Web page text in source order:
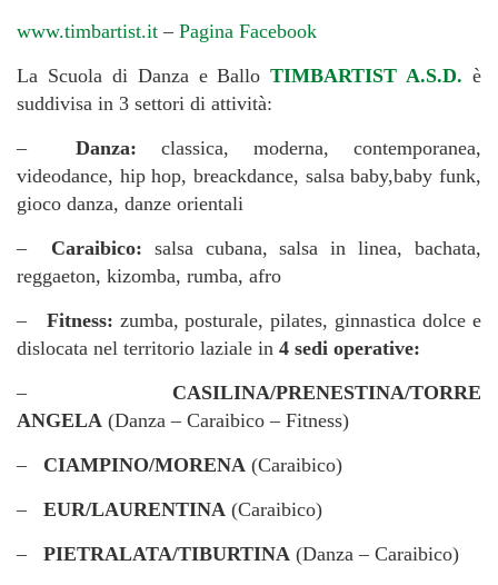
www.timbartist.it – Pagina Facebook
La Scuola di Danza e Ballo TIMBARTIST A.S.D. è
suddivisa in 3 settori di attività:
– Danza: classica, moderna, contemporanea,
videodance, hip hop, breackdance, salsa baby,baby funk,
gioco danza, danze orientali
– Caraibico: salsa cubana, salsa in linea, bachata,
reggaeton, kizomba, rumba, afro
– Fitness: zumba, posturale, pilates, ginnastica dolce e
dislocata nel territorio laziale in 4 sedi operative:
– CASILINA/PRENESTINA/TORRE
ANGELA (Danza – Caraibico – Fitness)
– CIAMPINO/MORENA (Caraibico)
– EUR/LAURENTINA (Caraibico)
– PIETRALATA/TIBURTINA (Danza – Caraibico)